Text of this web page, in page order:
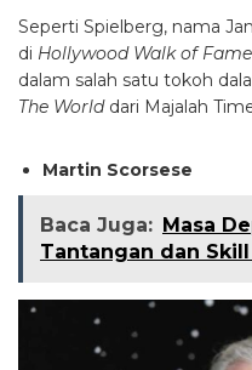
Seperti Spielberg, nama
di Hollywood Walk of Fame
dalam salah satu tokoh
The World dari Majalah
Martin Scorsese
Baca Juga: Masa
Tantangan dan